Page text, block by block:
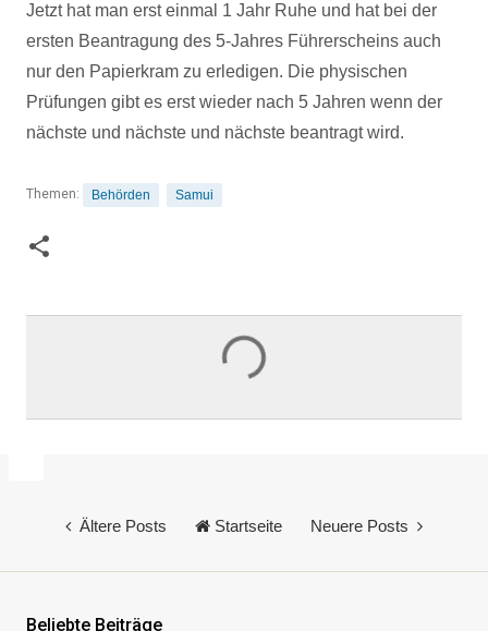
Jetzt hat man erst einmal 1 Jahr Ruhe und hat bei der
ersten Beantragung des 5-Jahres Führerscheins auch
nur den Papierkram zu erledigen. Die physischen
Prüfungen gibt es erst wieder nach 5 Jahren wenn der
nächste und nächste und nächste beantragt wird.
Themen: Behörden Samui
e
Ältere Posts Startseite Neuere Posts
Beliebte Beiträge